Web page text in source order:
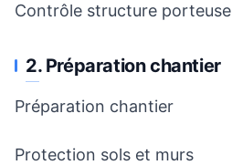
Contrôle structure porteuse
2. Préparation chantier
Préparation chantier
Protection sols et murs